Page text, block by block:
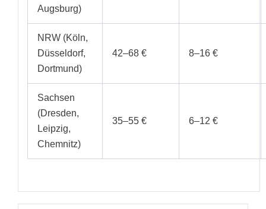
Augsburg)
NRW (Köln,
Düsseldorf,
Dortmund)
42–68 € 8–16 €
Sachsen
(Dresden,
Leipzig,
Chemnitz)
35–55 € 6–12 €